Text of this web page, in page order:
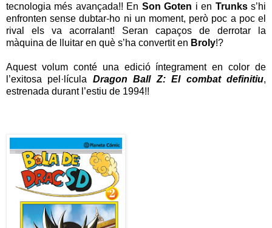
tecnologia més avançada!! En Son Goten i en Trunkss’hi
enfronten sense dubtar-ho ni un moment, però poc a poc el
rival els va acorralant! Seran capaços de derrotar la
màquina de lluitar en què s’ha convertit en Broly!?
Aquest volum conté una edició íntegrament en color de
l’exitosa pel·lícula Dragon Ball Z: El combat definitiu,
estrenada durant l’estiu de 1994!!